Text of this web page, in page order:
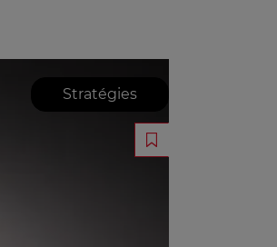
Stratégies